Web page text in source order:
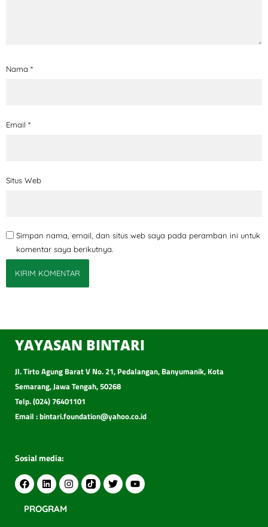
Nama *
Email *
Situs Web
Simpan nama, email, dan situs web saya pada peramban ini untuk
komentar saya berikutnya.
YAYASAN BINTARI
Jl. Tirto Agung Barat V No. 21, Pedalangan, Banyumanik, Kota
Semarang, Jawa Tengah, 50268
Telp. (024) 76401101
Email : bintari.foundation@yahoo.co.id
Sosial media:
PROGRAM